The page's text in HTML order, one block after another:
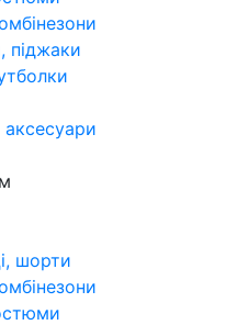
піджаки
аксесуари
шорти